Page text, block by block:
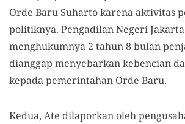
Orde Baru Suharto karena aktivitas
politiknya. Pengadilan Negeri
menghukumnya 2 tahun 8 bulan
dianggap menyebarkan kebencian
kepada pemerintahan Orde Baru.
Kedua, Ate dilaporkan oleh